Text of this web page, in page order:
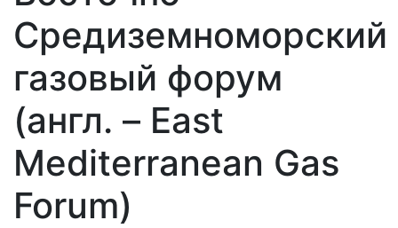
Средиземноморский
газовый форум
(англ. – East
Mediterranean Gas
Forum)